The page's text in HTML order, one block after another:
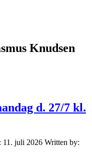
Knudsen
d. 27/7 kl.
11. juli 2026 Written by: